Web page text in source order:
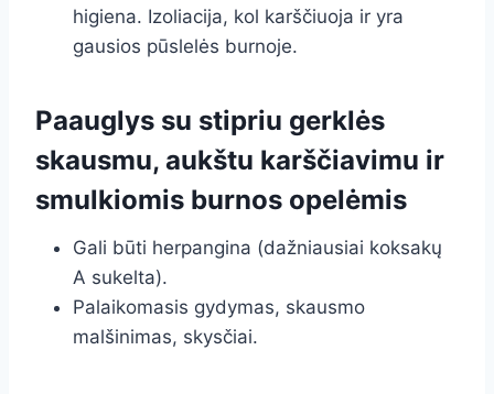
higiena. Izoliacija, kol karščiuoja ir yra
gausios pūslelės burnoje.
Paauglys su stipriu gerklės
skausmu, aukštu karščiavimu ir
smulkiomis burnos opelėmis
Gali būti herpangina (dažniausiai koksakų
A sukelta).
Palaikomasis gydymas, skausmo
malšinimas, skysčiai.